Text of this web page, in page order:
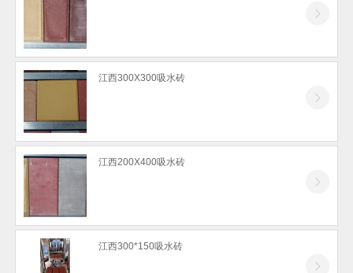
江西300X300吸水砖
江西200X400吸水砖
江西300*150吸水砖